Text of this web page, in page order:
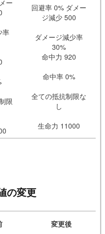
ー
率
限
回避率 0% ダメー
ジ減少 500
ダメージ減少率
30%
命中力 920
命中率 0%
全ての抵抗制限な
し
生命力 11000
の変更
変更後